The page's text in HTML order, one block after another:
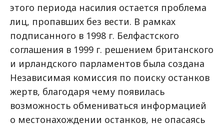
этого периода насилия остается проблема
лиц, пропавших без вести. В рамках
подписанного в 1998 г. Белфастского
соглашения в 1999 г. решением британского
и ирландского парламентов была создана
Независимая комиссия по поиску останков
жертв, благодаря чему появилась
возможность обмениваться информацией
о местонахождении останков, не опасаясь